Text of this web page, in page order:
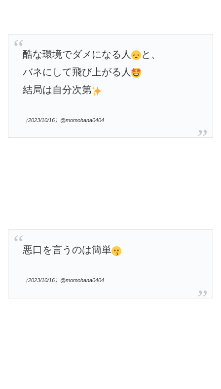
酷な環境でダメになる人
と、
バネにして飛び上がる人
結局は自分次第
（2023/10/16）@momohana0404
悪口を言うのは簡単
（2023/10/16）@momohana0404